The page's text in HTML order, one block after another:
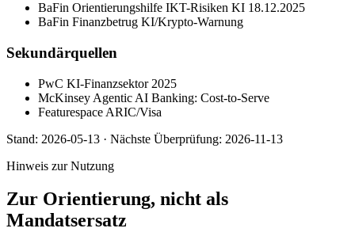
BaFin Orientierungshilfe IKT-Risiken KI 18.12.2025
BaFin Finanzbetrug KI/Krypto-Warnung
Sekundärquellen
PwC KI-Finanzsektor 2025
McKinsey Agentic AI Banking: Cost-to-Serve
Featurespace ARIC/Visa
Stand: 2026-05-13 · Nächste Überprüfung: 2026-11-13
Hinweis zur Nutzung
Zur Orientierung, nicht als
Mandatsersatz